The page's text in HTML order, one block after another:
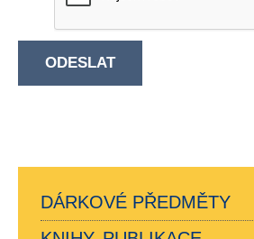
ODESLAT
DÁRKOVÉ PŘEDMĚTY